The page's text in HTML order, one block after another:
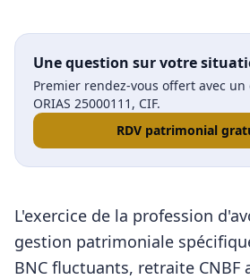
Une question sur votre
Premier rendez-vous offert avec
ORIAS 25000111, CIF.
RDV patrimonial
L'exercice de la profession
gestion patrimoniale
BNC fluctuants, retraite CNBF